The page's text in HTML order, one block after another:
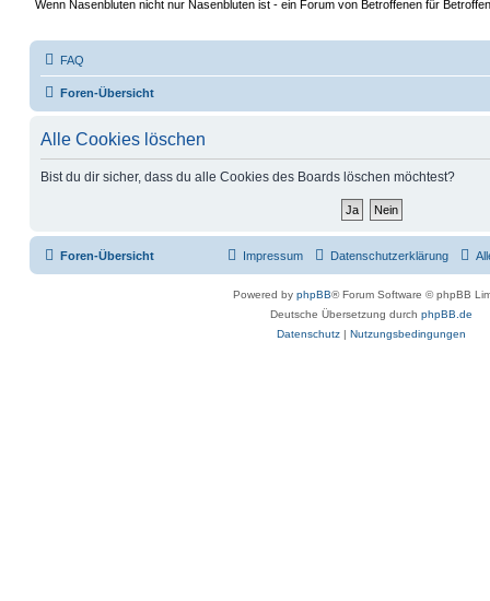
Wenn Nasenbluten nicht nur Nasenbluten ist - ein Forum von Betroffenen für
FAQ
Foren-Übersicht
Alle Cookies löschen
Bist du dir sicher, dass du alle Cookies des Boards löschen möchtest?
Foren-Übersicht Datenschutzerklärung
Impressum
Powered by phpBB® Forum Software © phpBB
Deutsche Übersetzung durch phpBB.de
Datenschutz | Nutzungsbedingungen